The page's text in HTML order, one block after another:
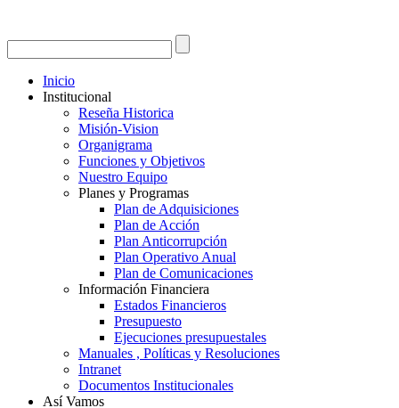
Inicio
Institucional
Reseña Historica
Misión-Vision
Organigrama
Funciones y Objetivos
Nuestro Equipo
Planes y Programas
Plan de Adquisiciones
Plan de Acción
Plan Anticorrupción
Plan Operativo Anual
Plan de Comunicaciones
Información Financiera
Estados Financieros
Presupuesto
Ejecuciones presupuestales
Manuales , Políticas y Resoluciones
Intranet
Documentos Institucionales
Así Vamos